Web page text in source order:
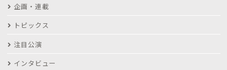
企画・連載
トピックス
注目公演
インタビュー